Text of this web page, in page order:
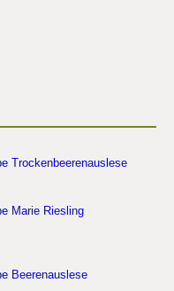
Trockenbeerenauslese
Marie Riesling
Beerenauslese